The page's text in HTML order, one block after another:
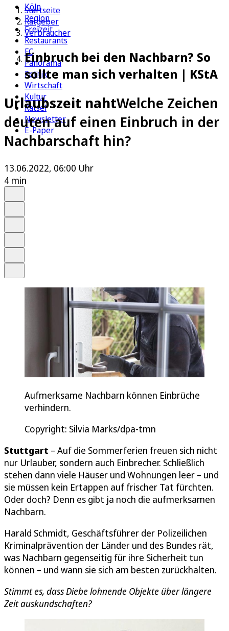
Köln
Region
Freizeit
Restaurants
FC
Panorama
Politik
Wirtschaft
Kultur
Rätsel
Newsletter
E-Paper
Startseite
Ratgeber
Verbraucher
Einbruch bei den Nachbarn? So
sollte man sich verhalten | KStA
Urlaubszeit nahtWelche Zeichen
deuten auf einen Einbruch in der
Nachbarschaft hin?
13.06.2022, 06:00 Uhr
4 min
Aufmerksame Nachbarn können Einbrüche
verhindern.
Copyright: Silvia Marks/dpa-tmn
Stuttgart – Auf die Sommerferien freuen sich nicht
nur Urlauber, sondern auch Einbrecher. Schließlich
stehen dann viele Häuser und Wohnungen leer – und
sie müssen kein Ertappen auf frischer Tat fürchten.
Oder doch? Denn es gibt ja noch die aufmerksamen
Nachbarn.
Harald Schmidt, Geschäftsführer der Polizeilichen
Kriminalprävention der Länder und des Bundes rät,
was Nachbarn gegenseitig für ihre Sicherheit tun
können – und wann sie sich am besten zurückhalten.
Stimmt es, dass Diebe lohnende Objekte über längere
Zeit auskundschaften?